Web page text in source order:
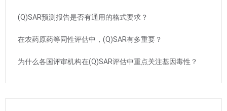
(Q)SAR预测报告是否有通用的格式要求？
在农药原药等同性评估中，(Q)SAR有多重要？
为什么各国评审机构在(Q)SAR评估中重点关注基因毒性？